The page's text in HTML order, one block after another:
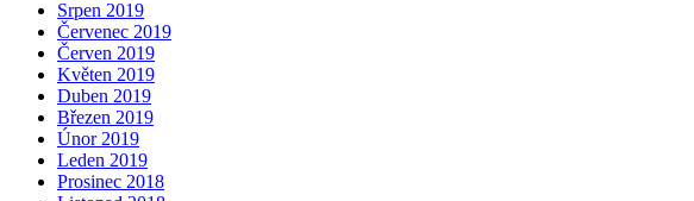
Srpen 2019
Červenec 2019
Červen 2019
Květen 2019
Duben 2019
Březen 2019
Únor 2019
Leden 2019
Prosinec 2018